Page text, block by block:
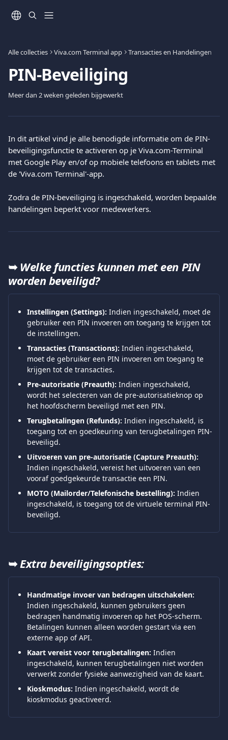
Alle collecties Viva.com Terminal app Transacties en Handelingen
PIN-Beveiliging
Meer dan 2 weken geleden bijgewerkt
In dit artikel vind je alle benodigde informatie om de PIN-
beveiligingsfunctie te activeren op je Viva.com-Terminal
met Google Play en/of op mobiele telefoons en tablets met
de 'Viva.com Terminal'-app.
Zodra de PIN-beveiliging is ingeschakeld, worden bepaalde
handelingen beperkt voor medewerkers.
➥ Welke functies kunnen met een PIN
worden beveiligd?
Instellingen (Settings): Indien ingeschakeld, moet de
gebruiker een PIN invoeren om toegang te krijgen tot
de instellingen.
Transacties (Transactions): Indien ingeschakeld,
moet de gebruiker een PIN invoeren om toegang te
krijgen tot de transacties.
Pre-autorisatie (Preauth): Indien ingeschakeld,
wordt het selecteren van de pre-autorisatieknop op
het hoofdscherm beveiligd met een PIN.
Terugbetalingen (Refunds): Indien ingeschakeld, is
toegang tot en goedkeuring van terugbetalingen PIN-
beveiligd.
Uitvoeren van pre-autorisatie (Capture Preauth):
Indien ingeschakeld, vereist het uitvoeren van een
vooraf goedgekeurde transactie een PIN.
MOTO (Mailorder/Telefonische bestelling): Indien
ingeschakeld, is toegang tot de virtuele terminal PIN-
beveiligd.
➥ Extra beveiligingsopties:
Handmatige invoer van bedragen uitschakelen:
Indien ingeschakeld, kunnen gebruikers geen
bedragen handmatig invoeren op het POS-scherm.
Betalingen kunnen alleen worden gestart via een
externe app of API.
Kaart vereist voor terugbetalingen: Indien
ingeschakeld, kunnen terugbetalingen niet worden
verwerkt zonder fysieke aanwezigheid van de kaart.
Kioskmodus: Indien ingeschakeld, wordt de
kioskmodus geactiveerd.